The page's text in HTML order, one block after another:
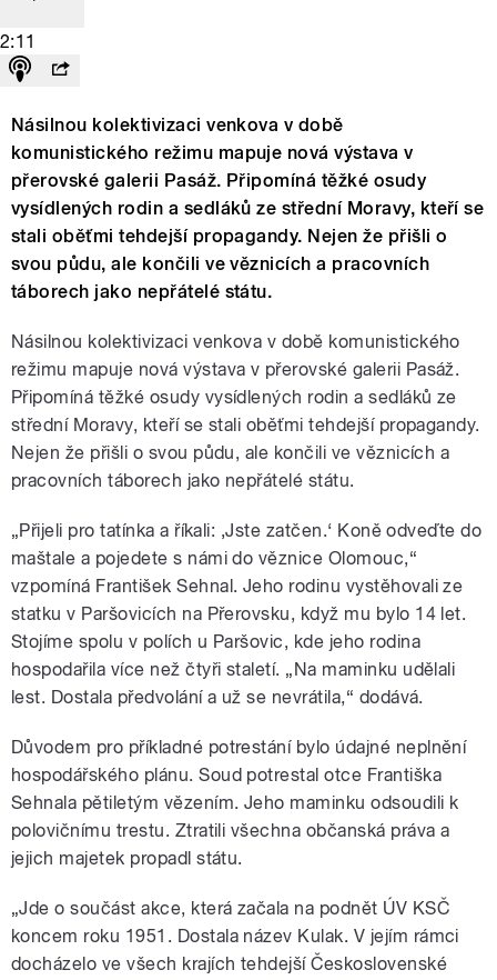
2:11
Násilnou kolektivizaci venkova v době
komunistického režimu mapuje nová výstava v
přerovské galerii Pasáž. Připomíná těžké osudy
vysídlených rodin a sedláků ze střední Moravy, kteří se
stali oběťmi tehdejší propagandy. Nejen že přišli o
svou půdu, ale končili ve věznicích a pracovních
táborech jako nepřátelé státu.
Násilnou kolektivizaci venkova v době komunistického
režimu mapuje nová výstava v přerovské galerii Pasáž.
Připomíná těžké osudy vysídlených rodin a sedláků ze
střední Moravy, kteří se stali oběťmi tehdejší propagandy.
Nejen že přišli o svou půdu, ale končili ve věznicích a
pracovních táborech jako nepřátelé státu.
„Přijeli pro tatínka a říkali: ‚Jste zatčen.‘ Koně odveďte do
maštale a pojedete s námi do věznice Olomouc,“
vzpomíná František Sehnal. Jeho rodinu vystěhovali ze
statku v Paršovicích na Přerovsku, když mu bylo 14 let.
Stojíme spolu v polích u Paršovic, kde jeho rodina
hospodařila více než čtyři staletí. „Na maminku udělali
lest. Dostala předvolání a už se nevrátila,“ dodává.
Důvodem pro příkladné potrestání bylo údajné neplnění
hospodářského plánu. Soud potrestal otce Františka
Sehnala pětiletým vězením. Jeho maminku odsoudili k
polovičnímu trestu. Ztratili všechna občanská práva a
jejich majetek propadl státu.
„Jde o součást akce, která začala na podnět ÚV KSČ
koncem roku 1951. Dostala název Kulak. V jejím rámci
docházelo ve všech krajích tehdejší Československé